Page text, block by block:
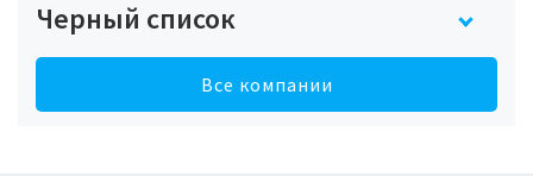
Черный список
Все компании